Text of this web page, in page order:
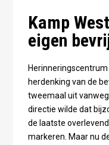
Kamp
eigen
herdenking van de
tweemaal uit
directie wilde dat
de laatste
markeren. Maar nu